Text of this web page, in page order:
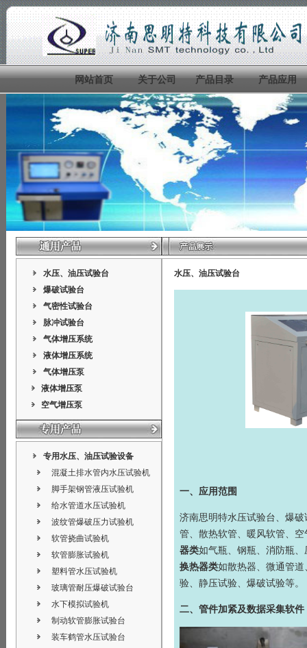
网站首页 关于公司 产品目录 产品应用
水压、油压试验台
爆破试验台
气密性试验台
脉冲试验台
气体增压系统
液体增压系统
气体增压泵
液体增压泵
空气增压泵
专用水压、油压试验设备
混凝土排水管内水压试验机
脚手架钢管液压试验机
给水管道水压试验机
波纹管爆破压力试验机
软管挠曲试验机
软管膨胀试验机
塑料管水压试验机
玻璃管耐压爆破试验台
水下模拟试验机
制动软管膨胀试验台
装车鹤管水压试验台
水压、油压试验台
一、应用范围
济南思明特水压试验台
爆破
管、散热软管、暖风软管、
器类如气瓶、钢瓶、消防瓶
换热器类如散热器、微通管
验、静压试验、爆破试验等。
二、管件加紧及数据采集软件